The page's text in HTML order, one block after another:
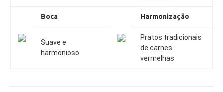
Boca Harmonização
Suave e
harmonioso
Pratos tradicionais
de carnes
vermelhas